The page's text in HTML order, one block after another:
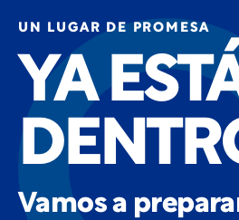
UN LUGAR DE PROMESA
YA
Vamos a